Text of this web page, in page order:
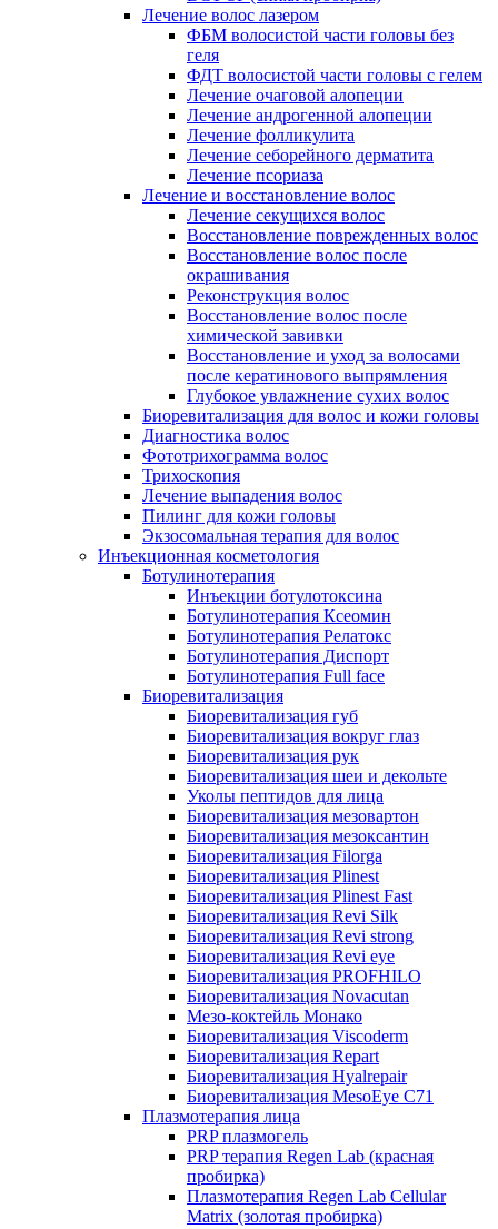
Лечение волос лазером
ФБМ волосистой части головы без
геля
ФДТ волосистой части головы с гелем
Лечение очаговой алопеции
Лечение андрогенной алопеции
Лечение фолликулита
Лечение себорейного дерматита
Лечение псориаза
Лечение и восстановление волос
Лечение секущихся волос
Восстановление поврежденных волос
Восстановление волос после
окрашивания
Реконструкция волос
Восстановление волос после
химической завивки
Восстановление и уход за волосами
после кератинового выпрямления
Глубокое увлажнение сухих волос
Биоревитализация для волос и кожи головы
Диагностика волос
Фототрихограмма волос
Трихоскопия
Лечение выпадения волос
Пилинг для кожи головы
Экзосомальная терапия для волос
Инъекционная косметология
Ботулинотерапия
Инъекции ботулотоксина
Ботулинотерапия Ксеомин
Ботулинотерапия Релатокс
Ботулинотерапия Диспорт
Ботулинотерапия Full face
Биоревитализация
Биоревитализация губ
Биоревитализация вокруг глаз
Биоревитализация рук
Биоревитализация шеи и декольте
Уколы пептидов для лица
Биоревитализация мезовартон
Биоревитализация мезоксантин
Биоревитализация Filorga
Биоревитализация Plinest
Биоревитализация Plinest Fast
Биоревитализация Revi Silk
Биоревитализация Revi strong
Биоревитализация Revi eye
Биоревитализация PROFHILO
Биоревитализация Novacutan
Мезо-коктейль Монако
Биоревитализация Viscoderm
Биоревитализация Repart
Биоревитализация Hyalrepair
Биоревитализация MesoEye C71
Плазмотерапия лица
PRP плазмогель
PRP терапия Regen Lab (красная
пробирка)
Плазмотерапия Regen Lab Cellular
Matrix (золотая пробирка)